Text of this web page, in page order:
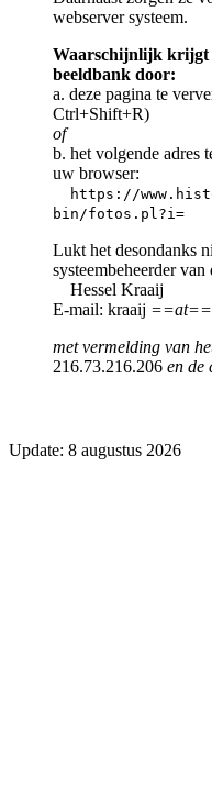
webserver systeem.
Waarschijnlijk krijgt
beeldbank door:
a. deze pagina te
Ctrl+Shift+R)
of
b. het volgende adres
uw browser:
https://
bin/fotos.pl?i=
Lukt het desondanks
systeembeheerder van
Hessel Kraaij
E-mail: kraaij ==at==
met vermelding van
216.73.216.206 en de
Update: 8 augustus 2026